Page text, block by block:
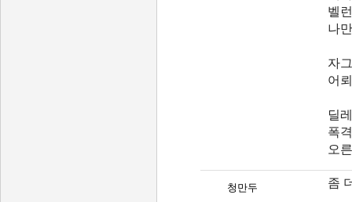
벨
나
자
어
딜
폭
오
청만두 좀